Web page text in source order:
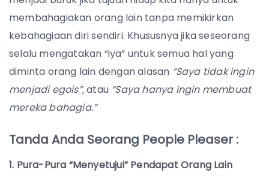
membahagiakan orang lain tanpa memikirkan
kebahagiaan diri sendiri. Khususnya jika seseorang
selalu mengatakan “iya” untuk semua hal yang
diminta orang lain dengan alasan “Saya tidak ingin
menjadi egois”,atau “Saya hanya ingin membuat
mereka bahagia.”
Tanda Anda Seorang People Pleaser :
1. Pura-Pura “Menyetujui” Pendapat Orang Lain